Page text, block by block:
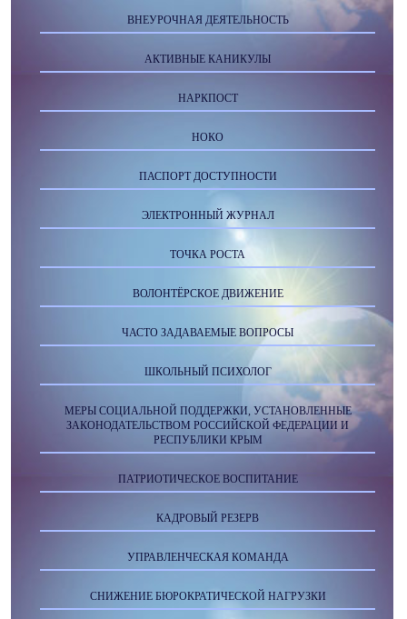
ВНЕУРОЧНАЯ ДЕЯТЕЛЬНОСТЬ
АКТИВНЫЕ КАНИКУЛЫ
НАРКПОСТ
НОКО
ПАСПОРТ ДОСТУПНОСТИ
ЭЛЕКТРОННЫЙ ЖУРНАЛ
ТОЧКА РОСТА
ВОЛОНТЁРСКОЕ ДВИЖЕНИЕ
ЧАСТО ЗАДАВАЕМЫЕ ВОПРОСЫ
ШКОЛЬНЫЙ ПСИХОЛОГ
МЕРЫ СОЦИАЛЬНОЙ ПОДДЕРЖКИ, УСТАНОВЛЕННЫЕ
ЗАКОНОДАТЕЛЬСТВОМ РОССИЙСКОЙ ФЕДЕРАЦИИ И
РЕСПУБЛИКИ КРЫМ
ПАТРИОТИЧЕСКОЕ ВОСПИТАНИЕ
КАДРОВЫЙ РЕЗЕРВ
УПРАВЛЕНЧЕСКАЯ КОМАНДА
СНИЖЕНИЕ БЮРОКРАТИЧЕСКОЙ НАГРУЗКИ